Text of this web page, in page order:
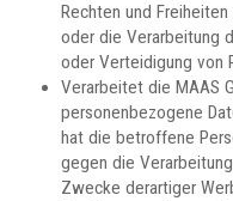
Rechten und
oder die Verarbeitung
oder Verteidigung von
Verarbeitet die MAAS
personenbezogene
hat die betroffene
gegen die
Zwecke derartiger